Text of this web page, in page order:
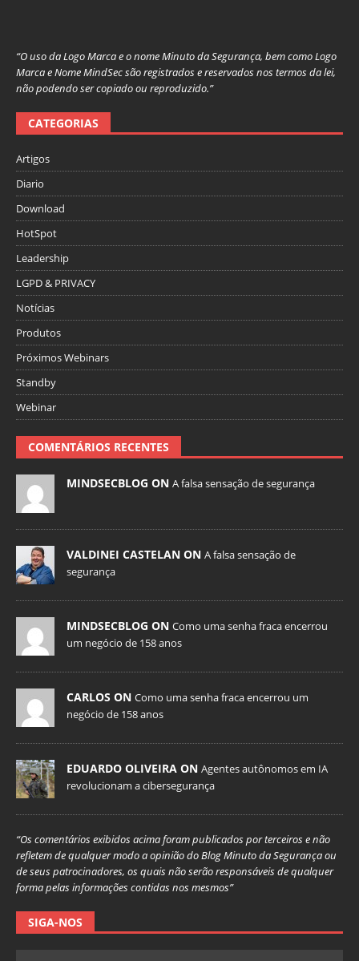
“O uso da Logo Marca e o nome Minuto da Segurança, bem como Logo
Marca e Nome MindSec são registrados e reservados nos termos da lei,
não podendo ser copiado ou reproduzido.”
CATEGORIAS
Artigos
Diario
Download
HotSpot
Leadership
LGPD & PRIVACY
Notícias
Produtos
Próximos Webinars
Standby
Webinar
COMENTÁRIOS RECENTES
MINDSECBLOG ON A falsa sensação de segurança
VALDINEI CASTELAN ON A falsa sensação de
segurança
MINDSECBLOG ON Como uma senha fraca encerrou
um negócio de 158 anos
CARLOS ON Como uma senha fraca encerrou um
negócio de 158 anos
EDUARDO OLIVEIRA ON Agentes autônomos em IA
revolucionam a cibersegurança
“Os comentários exibidos acima foram publicados por terceiros e não
refletem de qualquer modo a opinião do Blog Minuto da Segurança ou
de seus patrocinadores, os quais não serão responsáveis de qualquer
forma pelas informações contidas nos mesmos”
SIGA-NOS